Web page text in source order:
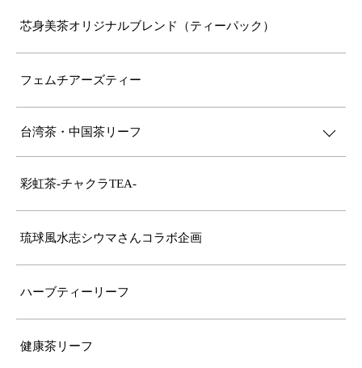
芯身美茶オリジナルブレンド（ティーパック）
フェムチアーズティー
台湾茶・中国茶リーフ
彩虹茶-チャクラTEA-
琉球風水志シウマさんコラボ企画
ハーブティーリーフ
健康茶リーフ